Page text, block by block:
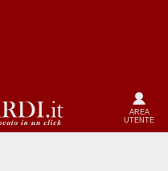
AREA
UTENTE